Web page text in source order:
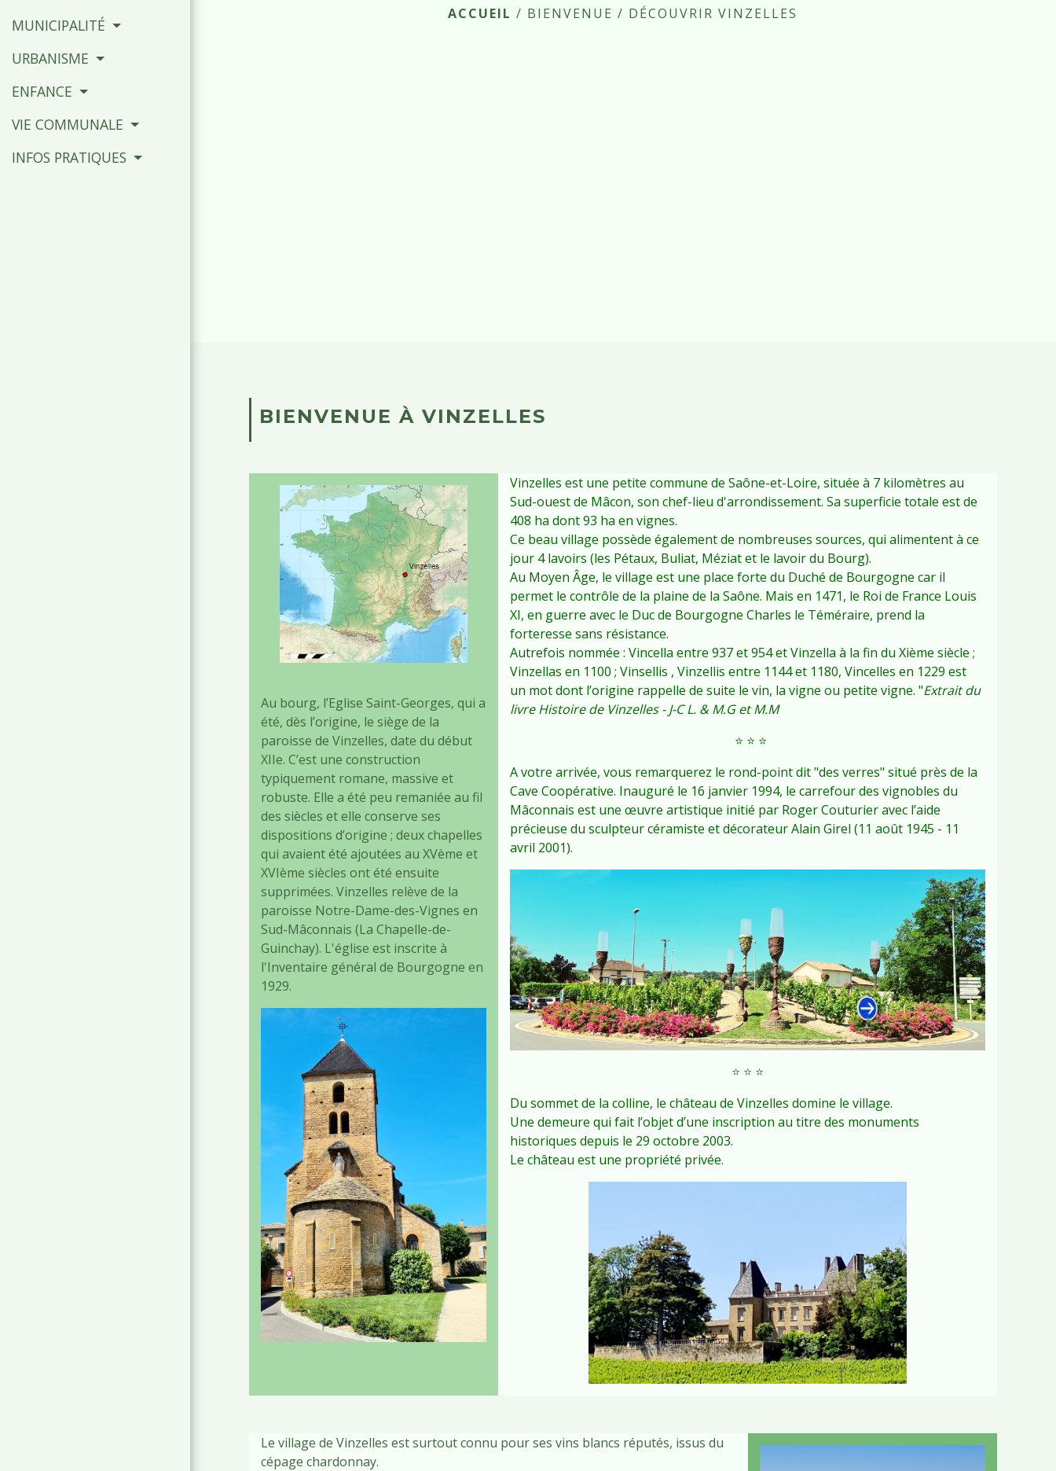
MUNICIPALITÉ
URBANISME
ENFANCE
VIE COMMUNALE
INFOS PRATIQUES
ACCUEIL / BIENVENUE / DÉCOUVRIR VINZELLES
BIENVENUE À VINZELLES
Au bourg, l’Eglise Saint-Georges, qui a
été, dès l’origine, le siège de la
paroisse de Vinzelles, date du début
XIIe. C’est une construction
typiquement romane, massive et
robuste. Elle a été peu remaniée au fil
des siècles et elle conserve ses
dispositions d’origine ; deux chapelles
qui avaient été ajoutées au XVème et
XVIème siècles ont été ensuite
supprimées. Vinzelles relève de la
paroisse Notre-Dame-des-Vignes en
Sud-Mâconnais (La Chapelle-de-
Guinchay). L'église est inscrite à
l'Inventaire général de Bourgogne en
1929.
Vinzelles est une petite commune de Saône-et-Loire, située à 7 kilomètres au
Sud-ouest de Mâcon, son chef-lieu d'arrondissement. Sa superficie totale est de
408 ha dont 93 ha en vignes.
Ce beau village possède également de nombreuses sources, qui alimentent à ce
jour 4 lavoirs (les Pétaux, Buliat, Méziat et le lavoir du Bourg).
Au Moyen Âge, le village est une place forte du Duché de Bourgogne car il
permet le contrôle de la plaine de la Saône. Mais en 1471, le Roi de France Louis
XI, en guerre avec le Duc de Bourgogne Charles le Téméraire, prend la
forteresse sans résistance.
Autrefois nommée : Vincella entre 937 et 954 et Vinzella à la fin du Xième siècle ;
Vinzellas en 1100 ; Vinsellis , Vinzellis entre 1144 et 1180, Vincelles en 1229 est
un mot dont l’origine rappelle de suite le vin, la vigne ou petite vigne. "Extrait du
livre Histoire de Vinzelles - J-C L. & M.G et M.M
⭐️ ⭐️ ⭐️
A votre arrivée, vous remarquerez le rond-point dit "des verres" situé près de la
Cave Coopérative. Inauguré le 16 janvier 1994, le carrefour des vignobles du
Mâconnais est une œuvre artistique initié par Roger Couturier avec l’aide
précieuse du sculpteur céramiste et décorateur Alain Girel (11 août 1945 - 11
avril 2001).
⭐️ ⭐️ ⭐️
Du sommet de la colline, le château de Vinzelles domine le village.
Une demeure qui fait l’objet d’une inscription au titre des monuments
historiques depuis le 29 octobre 2003.
Le château est une propriété privée.
Le village de Vinzelles est surtout connu pour ses vins blancs réputés, issus du
cépage chardonnay.